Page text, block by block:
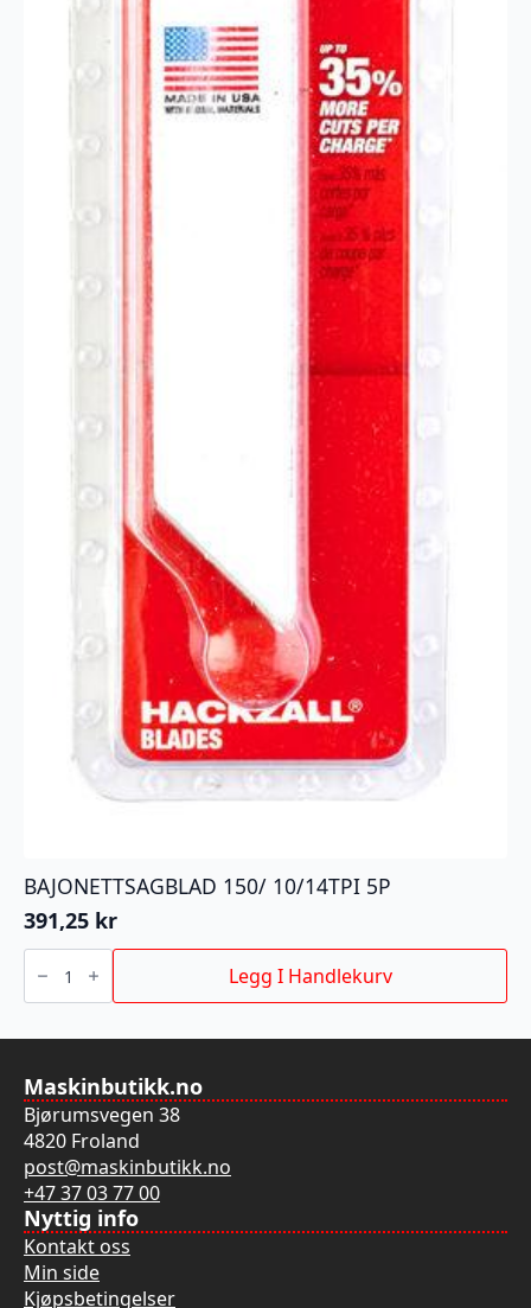
BAJONETTSAGBLAD 150/ 10/14TPI 5P
391,25 kr
BAJONETTSAGBLAD
150/
10/14TPI
5P
Legg I Handlekurv
Maskinbutikk.no
Bjørumsvegen 38
4820 Froland
post@maskinbutikk.no
+47 37 03 77 00
Nyttig info
Kontakt oss
Min side
Kjøpsbetingelser